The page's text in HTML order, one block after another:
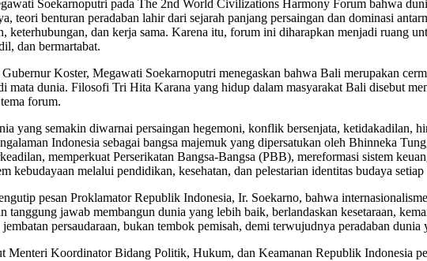
Soekarnoputri pada The 2nd World Civilizations Harmony Forum bahwa
teori benturan peradaban lahir dari sejarah panjang persaingan dan dominasi
keterhubungan, dan kerja sama. Karena itu, forum ini diharapkan menjadi ruang
dan bermartabat.
Koster, Megawati Soekarnoputri menegaskan bahwa Bali merupakan
mata dunia. Filosofi Tri Hita Karana yang hidup dalam masyarakat Bali disebut
forum.
yang semakin diwarnai persaingan hegemoni, konflik bersenjata, ketidakadilan,
Indonesia sebagai bangsa majemuk yang dipersatukan oleh Bhinneka
memperkuat Perserikatan Bangsa-Bangsa (PBB), mereformasi sistem
kebudayaan melalui pendidikan, kesehatan, dan pelestarian identitas budaya setiap
pesan Proklamator Republik Indonesia, Ir. Soekarno, bahwa
tanggung jawab membangun dunia yang lebih baik, berlandaskan kesetaraan,
persaudaraan, bukan tembok pemisah, demi terwujudnya peradaban dunia
Menteri Koordinator Bidang Politik, Hukum, dan Keamanan Republik Indonesia